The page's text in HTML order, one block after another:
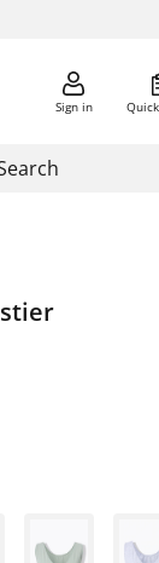
Sign in